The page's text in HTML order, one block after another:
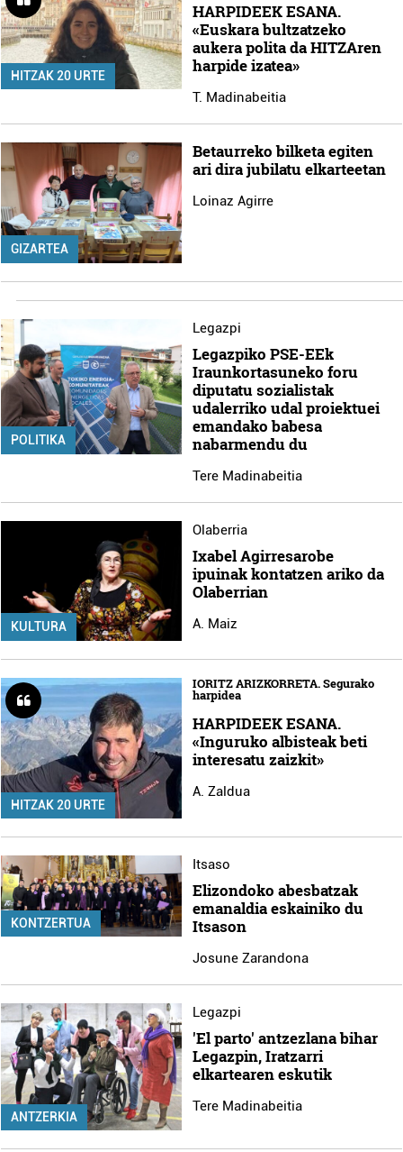
HITZAK 20 URTE
HARPIDEEK ESANA.
«Euskara bultzatzeko
aukera polita da HITZAren
harpide izatea»
T. Madinabeitia
GIZARTEA
Betaurreko bilketa egiten
ari dira jubilatu elkarteetan
Loinaz Agirre
POLITIKA
Legazpi
Legazpiko PSE-EEk
Iraunkortasuneko foru
diputatu sozialistak
udalerriko udal proiektuei
emandako babesa
nabarmendu du
Tere Madinabeitia
KULTURA
Olaberria
Ixabel Agirresarobe
ipuinak kontatzen ariko da
Olaberrian
A. Maiz
HITZAK 20 URTE
IORITZ ARIZKORRETA. Segurako
harpidea
HARPIDEEK ESANA.
«Inguruko albisteak beti
interesatu zaizkit»
A. Zaldua
KONTZERTUA
Itsaso
Elizondoko abesbatzak
emanaldia eskainiko du
Itsason
Josune Zarandona
ANTZERKIA
Legazpi
'El parto' antzezlana bihar
Legazpin, Iratzarri
elkartearen eskutik
Tere Madinabeitia